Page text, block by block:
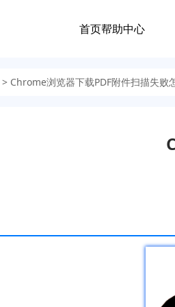
首页帮助中心
> Chrome浏览器下载PDF附件扫描失败